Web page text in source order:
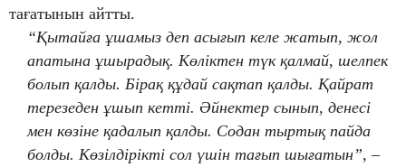
тағатынын айтты.
“Қытайға ұшамыз деп асығып келе жатып, жол
апатына ұшырадық. Көліктен түк қалмай, шелпек
болып қалды. Бірақ құдай сақтап қалды. Қайрат
терезеден ұшып кетті. Әйнектер сынып, денесі
мен көзіне қадалып қалды. Содан тыртық пайда
болды. Көзілдірікті сол үшін тағып шығатын”, –